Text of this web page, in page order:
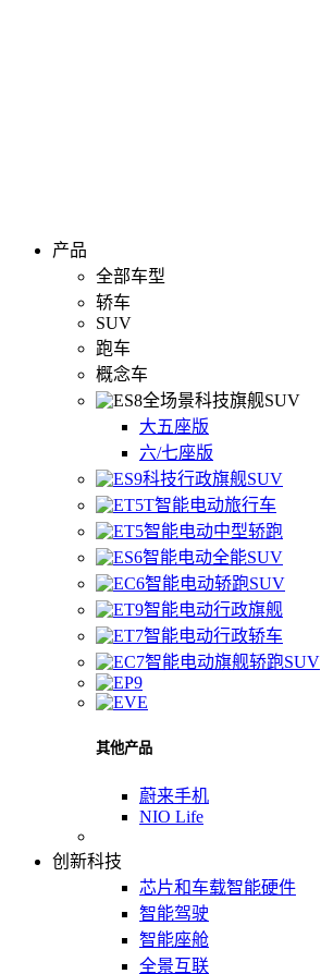
产品
全部车型
轿车
SUV
跑车
概念车
全场景科技旗舰SUV
大五座版
六/七座版
科技行政旗舰SUV
智能电动旅行车
智能电动中型轿跑
智能电动全能SUV
智能电动轿跑SUV
智能电动行政旗舰
智能电动行政轿车
智能电动旗舰轿跑SUV
其他产品
蔚来手机
NIO Life
创新科技
芯片和车载智能硬件
智能驾驶
智能座舱
全景互联